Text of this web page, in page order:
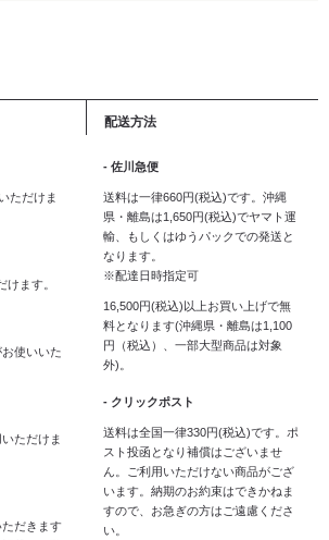
ただけま
けます。
使いいた
ただけま
だきます
配送方法
- 佐川急便
送料は一律660円(税込)です。沖縄
県・離島は1,650円(税込)でヤマト運
輸、もしくはゆうパックでの発送と
なります。
※配達日時指定可
16,500円(税込)以上お買い上げで無
料となります(沖縄県・離島は1,100
円（税込）、一部大型商品は対象
外)。
- クリックポスト
送料は全国一律330円(税込)です。ポ
スト投函となり補償はございませ
ん。ご利用いただけない商品がござ
います。納期のお約束はできかねま
すので、お急ぎの方はご遠慮くださ
い。